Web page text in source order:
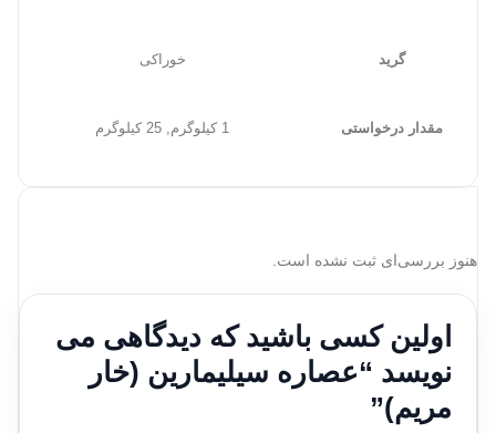
گرید خوراکی
مقدار درخواستی 1 کیلوگرم, 25 کیلوگرم
هنوز بررسی‌ای ثبت نشده است.
اولین کسی باشید که دیدگاهی می
نویسد “عصاره سیلیمارین (خار
مریم)”